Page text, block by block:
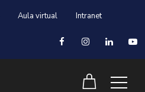
Aula virtual Intranet